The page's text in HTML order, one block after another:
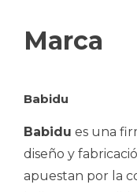
Marca
Babidu
Babidu es una
diseño y
apuestan por la